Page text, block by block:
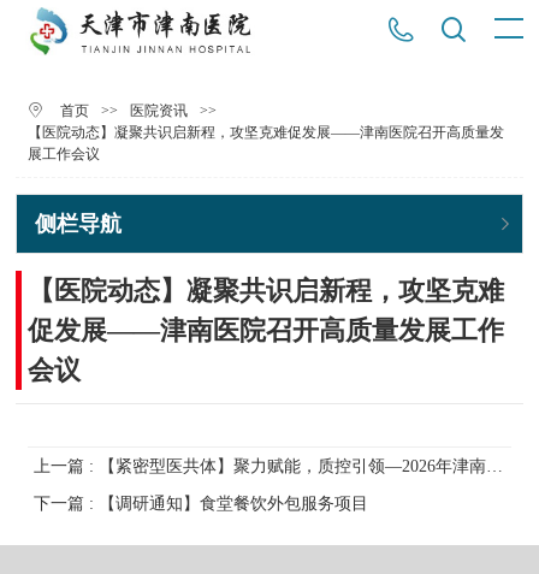
首页 >> 医院资讯
>>
【医院动态】凝聚共识启新程，攻坚克难促发展——津南医院召开高质量发
展工作会议
侧栏导航
【医院动态】凝聚共识启新程，攻坚克难
促发展——津南医院召开高质量发展工作
会议
上一篇 : 【紧密型医共体】聚力赋能，质控引领—2026年津南区放射质控组会议暨医共体影像中心会议圆满召开
下一篇 : 【调研通知】食堂餐饮外包服务项目